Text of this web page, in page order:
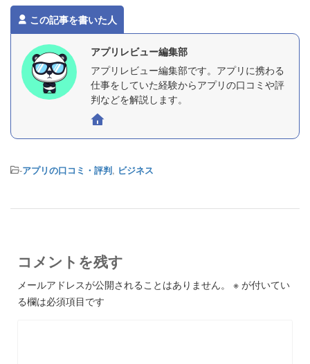
この記事を書いた人
アプリレビュー編集部
アプリレビュー編集部です。アプリに携わる
仕事をしていた経験からアプリの口コミや評
判などを解説します。
-アプリの口コミ・評判, ビジネス
コメントを残す
メールアドレスが公開されることはありません。 ※ が付いてい
る欄は必須項目です